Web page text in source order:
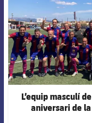
L’equip masculí
aniversari de la